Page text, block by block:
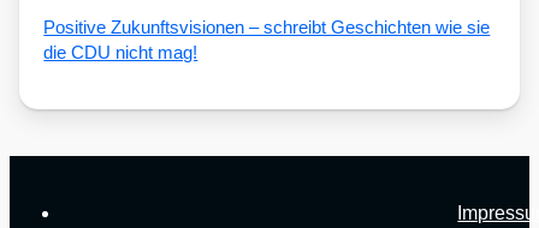
Posi­ti­ve Zukunfts­vi­sio­nen – schreibt Geschich­ten wie sie
die CDU nicht mag!